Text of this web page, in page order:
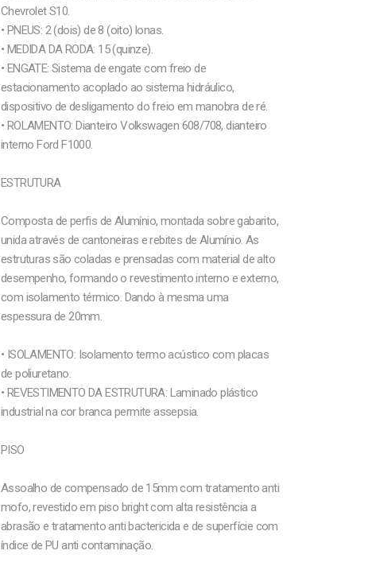
Chevrolet S10.
• PNEUS: 2 (dois) de 8 (oito) lonas.
• MEDIDA DA RODA: 15 (quinze).
• ENGATE: Sistema de engate com freio de
estacionamento acoplado ao sistema hidráulico,
dispositivo de desligamento do freio em manobra de ré.
• ROLAMENTO: Dianteiro Volkswagen 608/708, dianteiro
interno Ford F1000.
ESTRUTURA
Composta de perfis de Alumínio, montada sobre gabarito,
unida através de cantoneiras e rebites de Alumínio. As
estruturas são coladas e prensadas com material de alto
desempenho, formando o revestimento interno e externo,
com isolamento térmico. Dando à mesma uma
espessura de 20mm.
• ISOLAMENTO: Isolamento termo acústico com placas
de poliuretano.
• REVESTIMENTO DA ESTRUTURA: Laminado plástico
industrial na cor branca permite assepsia.
PISO
Assoalho de compensado de 15mm com tratamento anti
mofo, revestido em piso bright com alta resistência a
abrasão e tratamento anti bactericida e de superfície com
índice de PU anti contaminação.